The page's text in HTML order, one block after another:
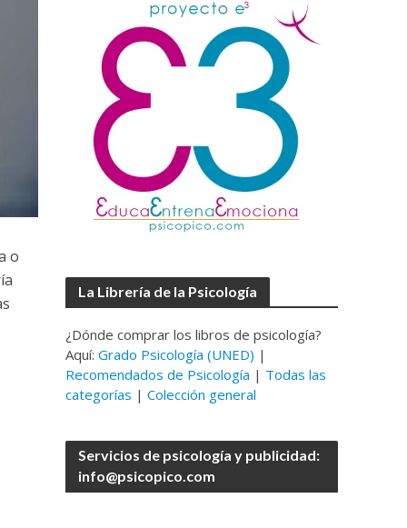
o
La Librería de la Psicología
¿Dónde comprar los libros de psicología?
Aquí:Grado Psicología (UNED) |
Recomendados de Psicología | Todas las
categorías |Colección general
Servicios de psicología y publicidad:
info@psicopico.com